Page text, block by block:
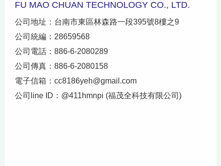
FU MAO CHUAN TECHNOLOGY CO., LTD.
公司地址：台南市東區林森路一段395號8樓之9
公司統編：28659568
公司電話：886-6-2080289
公司傳真：886-6-2080158
電子信箱：cc8186yeh@gmail.com
公司line ID：@411hmnpi (福茂全科技有限公司)